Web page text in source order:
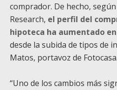
comprador. De hecho,
Research, el perfil del
hipoteca ha aumentado
desde la subida de tipos de
Matos, portavoz de Fotocasa.
“Uno de los cambios más